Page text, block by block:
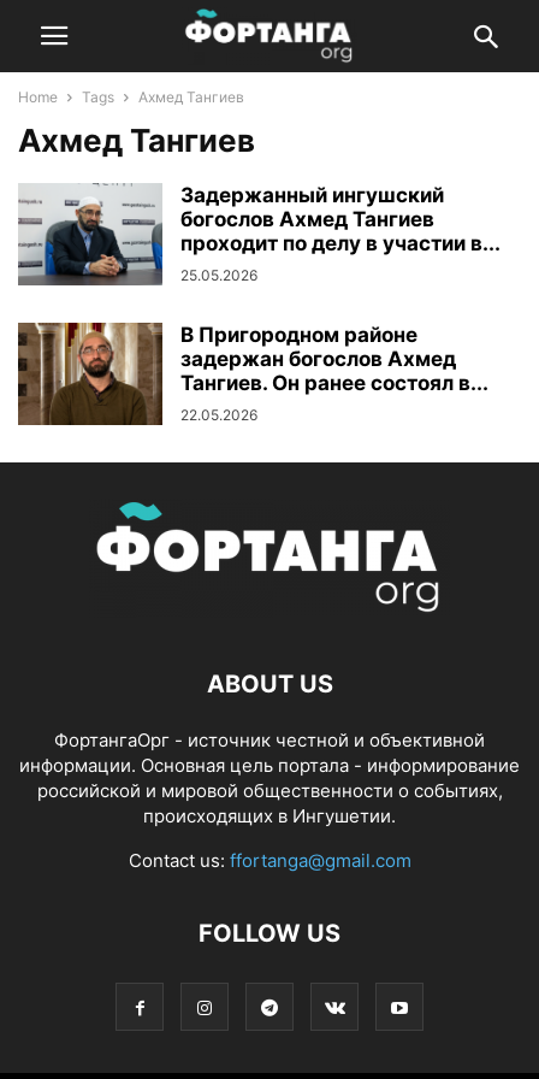
Home Tags Ахмед Тангиев
Ахмед Тангиев
Задержанный ингушский
богослов Ахмед Тангиев
проходит по делу в участии в...
25.05.2026
В Пригородном районе
задержан богослов Ахмед
Тангиев. Он ранее состоял в...
22.05.2026
ABOUT US
ФортангаОрг - источник честной и объективной
информации. Основная цель портала - информирование
российской и мировой общественности о событиях,
происходящих в Ингушетии.
Contact us: ffortanga@gmail.com
FOLLOW US